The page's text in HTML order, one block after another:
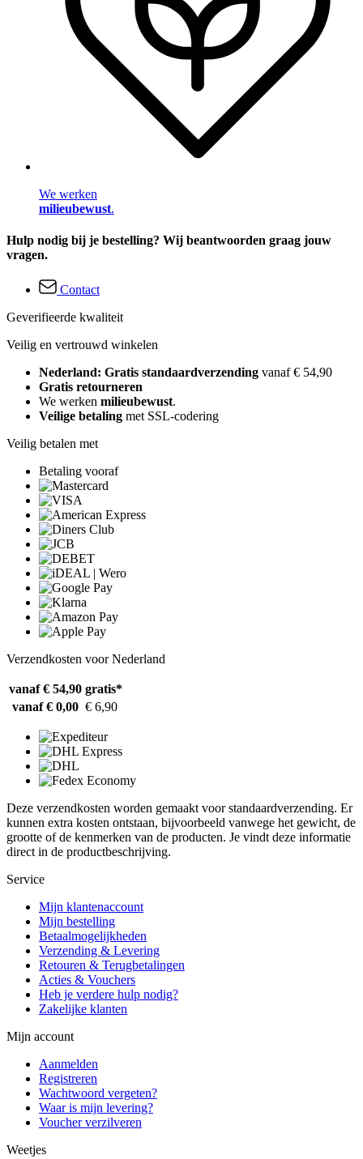
We werken
milieubewust.
Hulp nodig bij je bestelling? Wij beantwoorden graag jouw
vragen.
Contact
Geverifieerde kwaliteit
Veilig en vertrouwd winkelen
Nederland: Gratis standaardverzending vanaf € 54,90
Gratis retourneren
We werken milieubewust.
Veilige betaling met SSL-codering
Veilig betalen met
Betaling vooraf
Verzendkosten voor Nederland
vanaf € 54,90 gratis*
vanaf € 0,00 € 6,90
Deze verzendkosten worden gemaakt voor standaardverzending. Er
kunnen extra kosten ontstaan, bijvoorbeeld vanwege het gewicht, de
grootte of de kenmerken van de producten. Je vindt deze informatie
direct in de productbeschrijving.
Service
Mijn klantenaccount
Mijn bestelling
Betaalmogelijkheden
Verzending & Levering
Retouren & Terugbetalingen
Acties & Vouchers
Heb je verdere hulp nodig?
Zakelijke klanten
Mijn account
Aanmelden
Registreren
Wachtwoord vergeten?
Waar is mijn levering?
Voucher verzilveren
Weetjes